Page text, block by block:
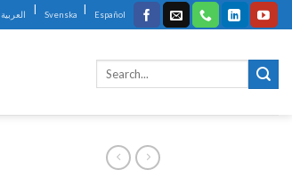
العربية | Svenska | Español